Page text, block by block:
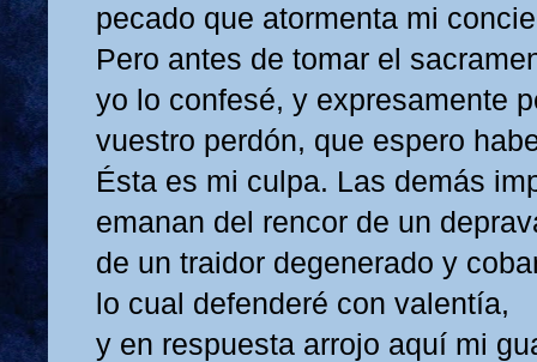
pecado que atormenta mi
Pero antes de tomar el
yo lo confesé, y expresamente
vuestro perdón, que espero
Ésta es mi culpa. Las demás
emanan del rencor de un
de un traidor degenerado y
lo cual defenderé con valentía,
y en respuesta arrojo aquí mi